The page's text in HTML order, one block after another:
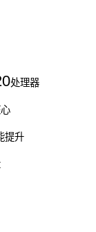
处理器
提升